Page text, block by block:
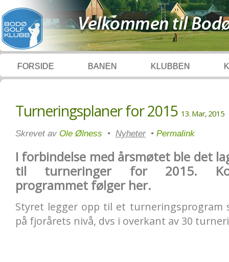
FORSIDE BANEN KLUBBEN
Turneringsplaner for 2015 13. Mar, 2015
Skrevet av Ole Ølness • Nyheter • Permalink
I forbindelse med årsmøtet ble det
til turneringer for 2015.
programmet følger her.
Styret legger opp til et turneringsprogram
på fjorårets nivå, dvs i overkant av 30